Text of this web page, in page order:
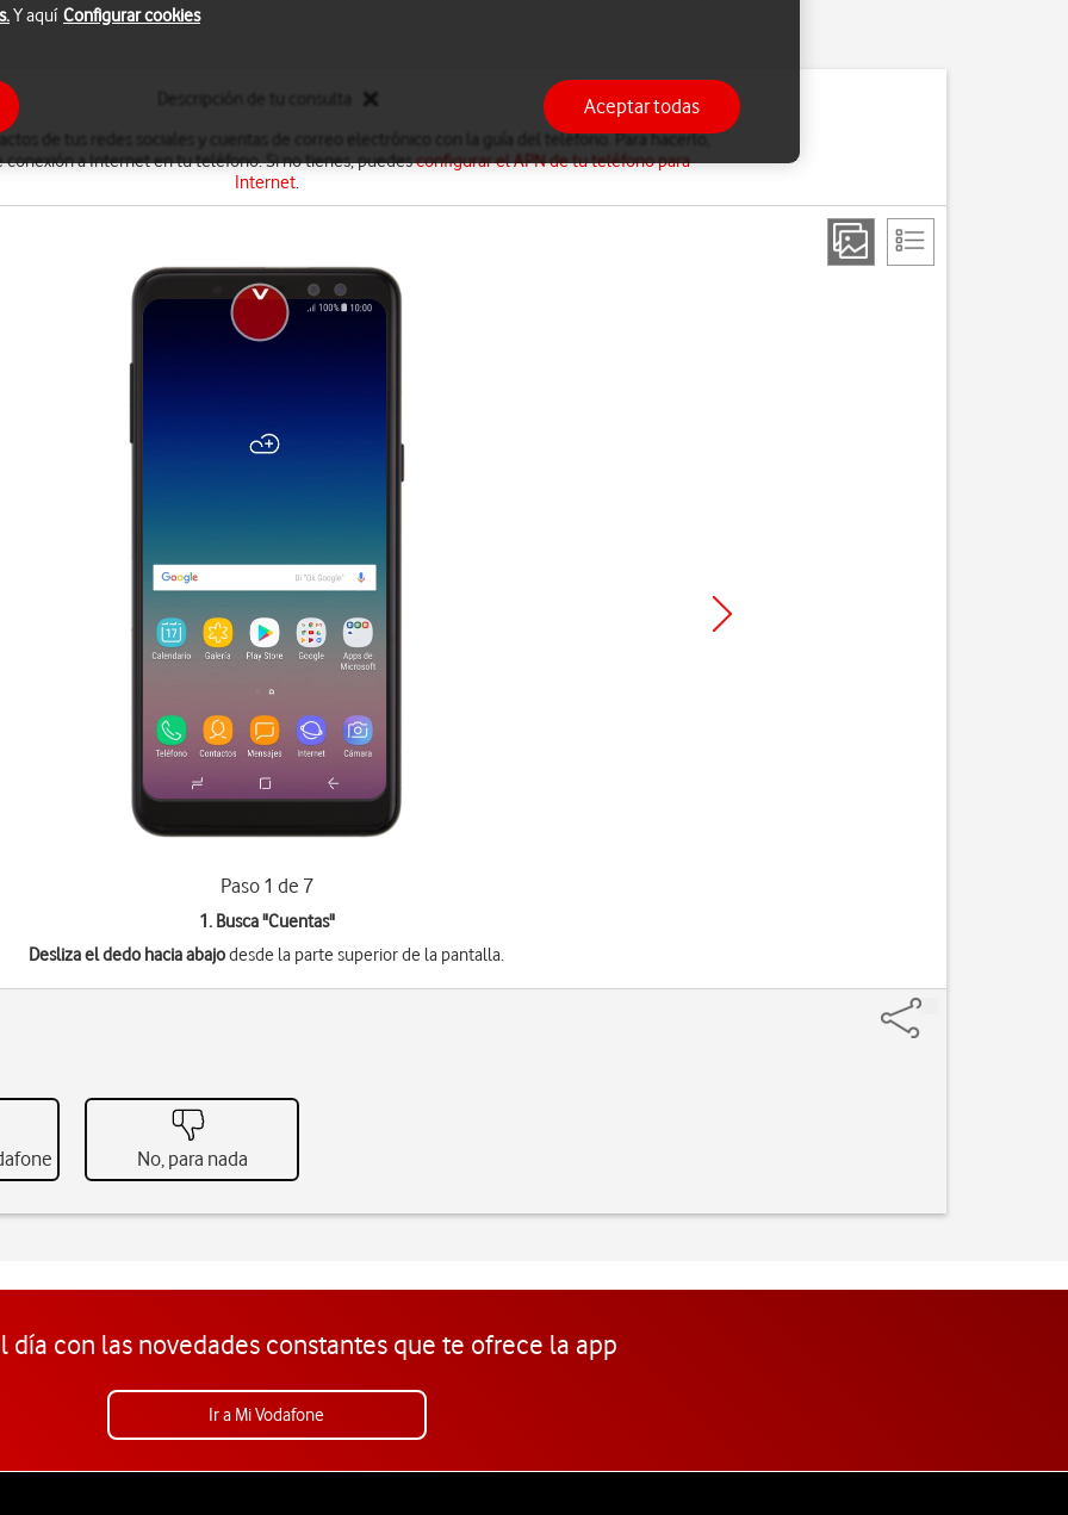
de tus redes sociales y cuentas de correo electrónico con la guía del teléfono. Para hacerlo,
conexión a Internet en tu teléfono. Si no tienes, puedesconfigurar el APN de tu teléfono para
Internet.
Paso 1 de 7
1. Busca "Cuentas"
Desliza el dedo hacia abajodesde la parte superior de la pantalla.
No, para nada
día con las novedades constantes que te ofrece la app
Ir a Mi Vodafone
Y aquí Configurar cookies
Aceptar todas